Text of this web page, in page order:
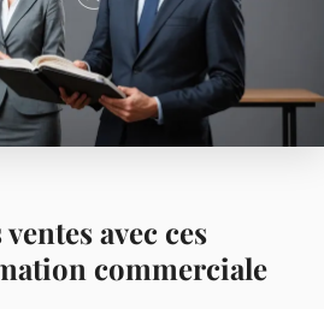
avec ces
commerciale